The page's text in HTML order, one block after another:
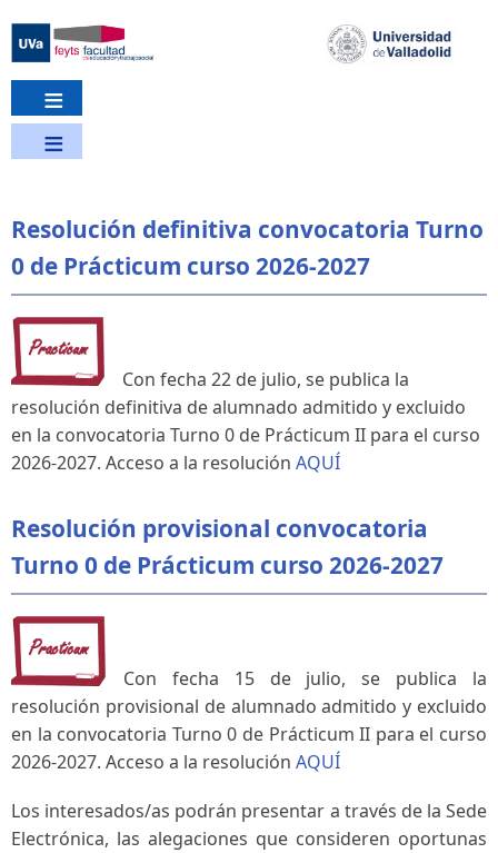
contenido
principal
Resolución definitiva convocatoria Turno
0 de Prácticum curso 2026-2027
Con fecha 22 de julio, se publica la
resolución definitiva de alumnado admitido y excluido
en la convocatoria Turno 0 de Prácticum II para el curso
2026-2027. Acceso a la resolución AQUÍ
Resolución provisional convocatoria
Turno 0 de Prácticum curso 2026-2027
Con fecha 15 de julio, se publica la
resolución provisional de alumnado admitido y excluido
en la convocatoria Turno 0 de Prácticum II para el curso
2026-2027. Acceso a la resolución AQUÍ
Los interesados/as podrán presentar a través de la Sede
Electrónica, las alegaciones que consideren oportunas